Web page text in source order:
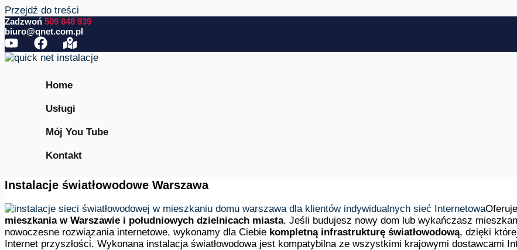
Przejdź do treści
Zadzwoń 509 848 939
biuro@qnet.com.pl
Home
Usługi
Mój You Tube
Kontakt
Instalacje światłowodowe Warszawa
mieszkania w Warszawie i południowych dzielnicach miasta. Jeśli budujesz nowy dom lub wykańczasz
nowoczesne rozwiązania internetowe, wykonamy dla Ciebie kompletną infrastrukturę światłowodową, dzięki
Internet przyszłości. Wykonana instalacja światłowodowa jest kompatybilna ze wszystkimi krajowymi dostawcami